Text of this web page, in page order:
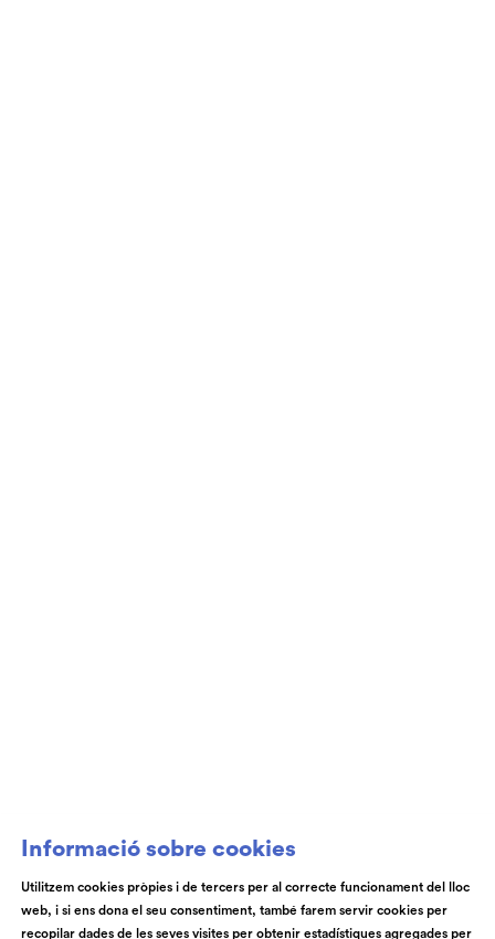
Informació sobre cookies
Utilitzem cookies pròpies i de tercers per al correcte funcionament del lloc
web, i si ens dona el seu consentiment, també farem servir cookies per
recopilar dades de les seves visites per obtenir estadístiques agregades per